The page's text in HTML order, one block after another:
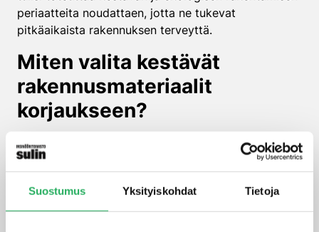
Suostumus Yksityiskohdat Tietoja
periaatteita noudattaen, jotta ne tukevat
pitkäaikaista rakennuksen terveyttä.
Miten valita kestävät
rakennusmateriaalit
korjaukseen?
Kestävä materiaalivalinta on tärkeä askel kohti
terveellistä ja ympäristöystävällistä rakennusta.
Ensimmäinen kriteeri on valita VOC-vapaat tai
matalapäästöiset materiaalit, mikä auttaa
parantamaan sisäilman laatua ja turvallisuutta.